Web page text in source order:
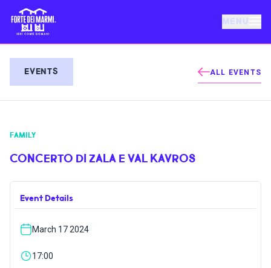
MENU
EVENTS
NEWS
HOSPITALITY
VILLA BERTELLI
EVENTS ALL EVENTS
FAMILY
CONCERTO DI ZALA E VAL KAVROS
Event Details
March 17 2024
17:00